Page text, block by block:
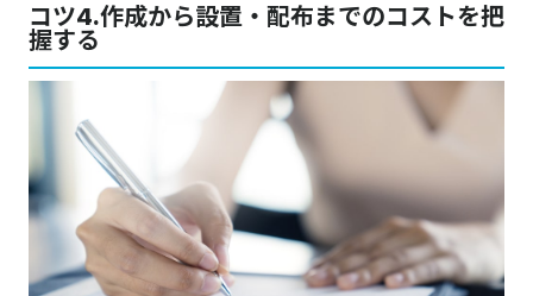
コツ4.作成から設置・配布までのコストを把
握する